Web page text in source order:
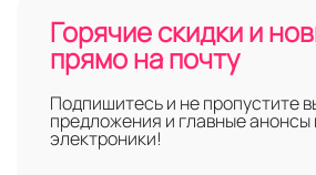
Горячие скидки и
прямо на почту
Подпишитесь и не пропустите
предложения и главные анонсы
электроники!